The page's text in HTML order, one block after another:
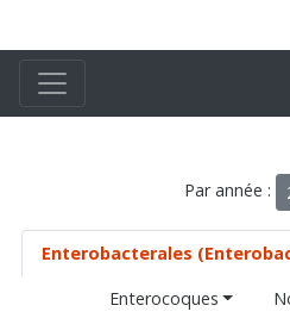
Par année :
Enterobacterales
Enterocoques